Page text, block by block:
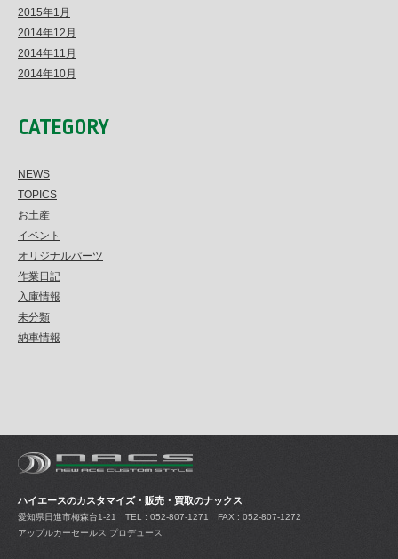
2015年1月
2014年12月
2014年11月
2014年10月
CATEGORY
NEWS
TOPICS
お土産
イベント
オリジナルパーツ
作業日記
入庫情報
未分類
納車情報
ハイエースのカスタマイズ・販売・買取のナックス
愛知県日進市梅森台1-21 TEL : 052-807-1271 FAX : 052-807-1272
アップルカーセールス プロデュース